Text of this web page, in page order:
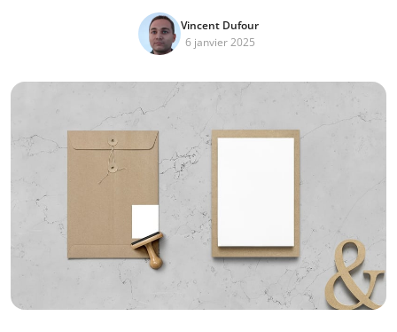
Vincent Dufour
6 janvier 2025